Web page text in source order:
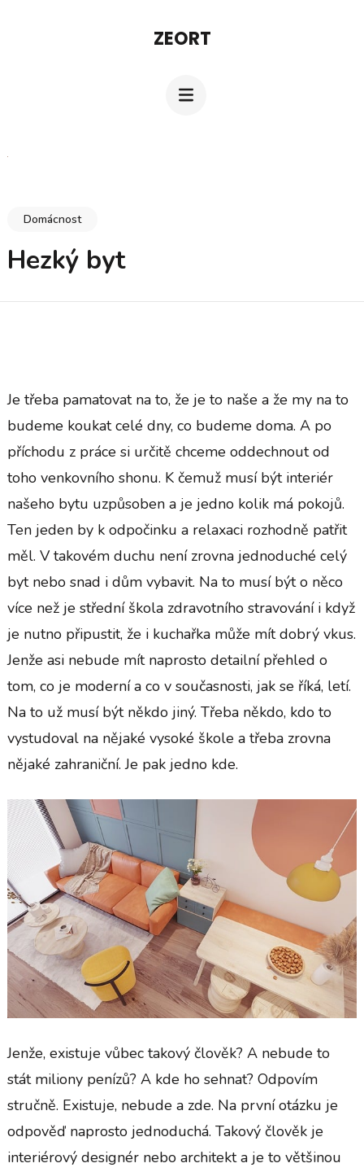
ZEORT
Domácnost
Hezký byt
Je třeba pamatovat na to, že je to naše a že my na to
budeme koukat celé dny, co budeme doma. A po
příchodu z práce si určitě chceme oddechnout od
toho venkovního shonu. K čemuž musí být interiér
našeho bytu uzpůsoben a je jedno kolik má pokojů.
Ten jeden by k odpočinku a relaxaci rozhodně patřit
měl. V takovém duchu není zrovna jednoduché celý
byt nebo snad i dům vybavit. Na to musí být o něco
více než je střední škola zdravotního stravování i když
je nutno připustit, že i kuchařka může mít dobrý vkus.
Jenže asi nebude mít naprosto detailní přehled o
tom, co je moderní a co v současnosti, jak se říká, letí.
Na to už musí být někdo jiný. Třeba někdo, kdo to
vystudoval na nějaké vysoké škole a třeba zrovna
nějaké zahraniční. Je pak jedno kde.
Jenže, existuje vůbec takový člověk? A nebude to
stát miliony penízů? A kde ho sehnat? Odpovím
stručně. Existuje, nebude a zde. Na první otázku je
odpověď naprosto jednoduchá. Takový člověk je
interiérový designér nebo architekt a je to většinou